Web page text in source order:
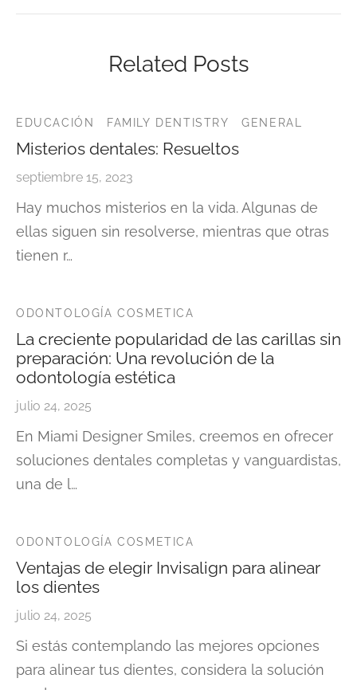
Related Posts
EDUCACIÓN FAMILY DENTISTRY GENERAL
Misterios dentales: Resueltos
septiembre 15, 2023
Hay muchos misterios en la vida. Algunas de
ellas siguen sin resolverse, mientras que otras
tienen r…
ODONTOLOGÍA COSMETICA
La creciente popularidad de las carillas sin
preparación: Una revolución de la
odontología estética
julio 24, 2025
En Miami Designer Smiles, creemos en ofrecer
soluciones dentales completas y vanguardistas,
una de l…
ODONTOLOGÍA COSMETICA
Ventajas de elegir Invisalign para alinear
los dientes
julio 24, 2025
Si estás contemplando las mejores opciones
para alinear tus dientes, considera la solución